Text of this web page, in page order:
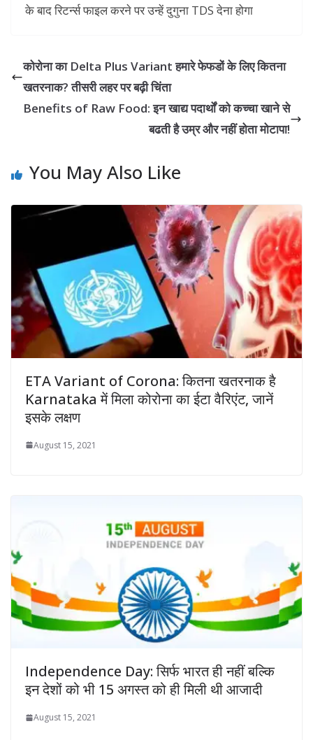
के बाद रिटर्न्स फाइल करने पर उन्हें दुगुना TDS देना होगा
कोरोना का Delta Plus Variant हमारे फेफडों के लिए कितना
खतरनाक? तीसरी लहर पर बढ़ी चिंता
Benefits of Raw Food: इन खाद्य पदार्थों को कच्चा खाने से
बढती है उम्र और नहीं होता मोटापा!
You May Also Like
ETA Variant of Corona: कितना खतरनाक है
Karnataka में मिला कोरोना का ईटा वैरिएंट, जानें
इसके लक्षण
August 15, 2021
Independence Day: सिर्फ भारत ही नहीं बल्कि
इन देशों को भी 15 अगस्त को ही मिली थी आजादी
August 15, 2021